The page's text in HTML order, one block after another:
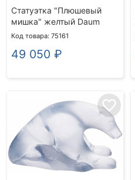
Статуэтка "Плюшевый
мишка" желтый Daum
Код товара: 75161
49 050 ₽
favorite_border